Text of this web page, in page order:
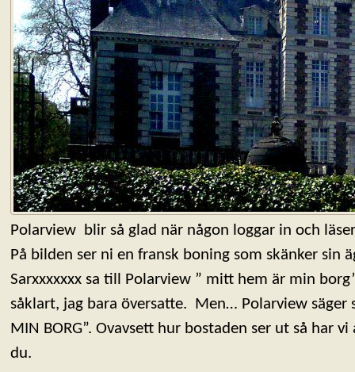
Polarview blir så glad när någon loggar in och
På bilden ser ni en fransk boning som skänker sin
Sarxxxxxxx sa till Polarview ” mitt hem är min
såklart, jag bara översatte. Men… Polarview säger
MIN BORG”. Ovavsett hur bostaden ser ut så har
du.